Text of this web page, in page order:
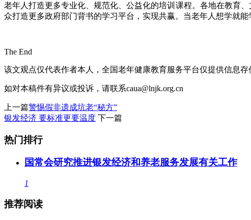
老年人打造更多专业化、规范化、公益化的培训课程。各地在教育
众打造更多政府部门背书的学习平台，实现共赢。当老年人想学就
The End
该文观点仅代表作者本人，全国老年健康教育服务平台仅提供信息存
如对本稿件有异议或投诉，请联系caua@lnjk.org.cn
上一篇警惕假非遗成坑老“秘方”
银发经济 要标准更要温度 下一篇
热门排行
国常会研究推进银发经济和养老服务发展有关工作
1
推荐阅读